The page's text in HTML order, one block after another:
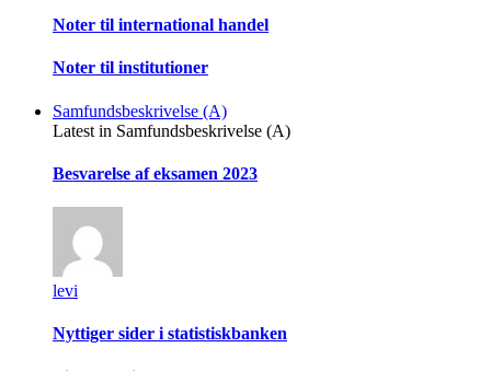
Noter til international handel
Noter til institutioner
Samfundsbeskrivelse (A)
Latest in Samfundsbeskrivelse (A)
Besvarelse af eksamen 2023
levi
Nyttiger sider i statistiskbanken